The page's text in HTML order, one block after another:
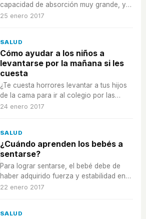
capacidad de absorción muy grande, y
es gracias a todos estos compuestos
25 enero 2017
SALUD
Cómo ayudar a los niños a
levantarse por la mañana si les
cuesta
¿Te cuesta horrores levantar a tus hijos
de la cama para ir al colegio por las
mañanas? Te damos algunos trucos para
24 enero 2017
SALUD
¿Cuándo aprenden los bebés a
sentarse?
Para lograr sentarse, el bebé debe de
haber adquirido fuerza y estabilidad en
su cuerpo, y cuando lo consiga, verá el
22 enero 2017
SALUD